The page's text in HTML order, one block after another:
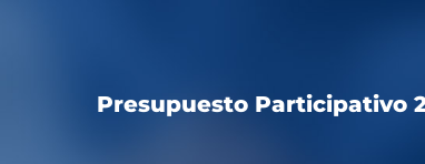
Presupuesto Participativo